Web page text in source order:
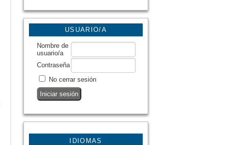
USUARIO/A
Nombre de
usuario/a
Contraseña
No cerrar sesión
IDIOMAS